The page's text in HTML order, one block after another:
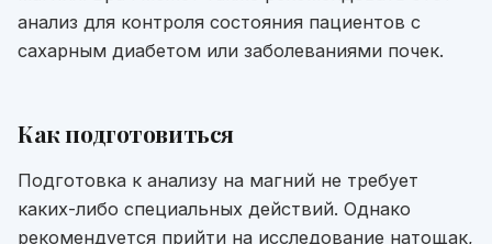
анализ для контроля состояния пациентов с
сахарным диабетом или заболеваниями почек.
Как подготовиться
Подготовка к анализу на магний не требует
каких-либо специальных действий. Однако
рекомендуется прийти на исследование натощак,